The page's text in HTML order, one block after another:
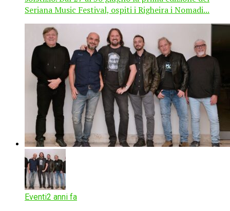
Seriana Music Festival, ospiti i Righeira i Nomadi...
Eventi2 anni fa